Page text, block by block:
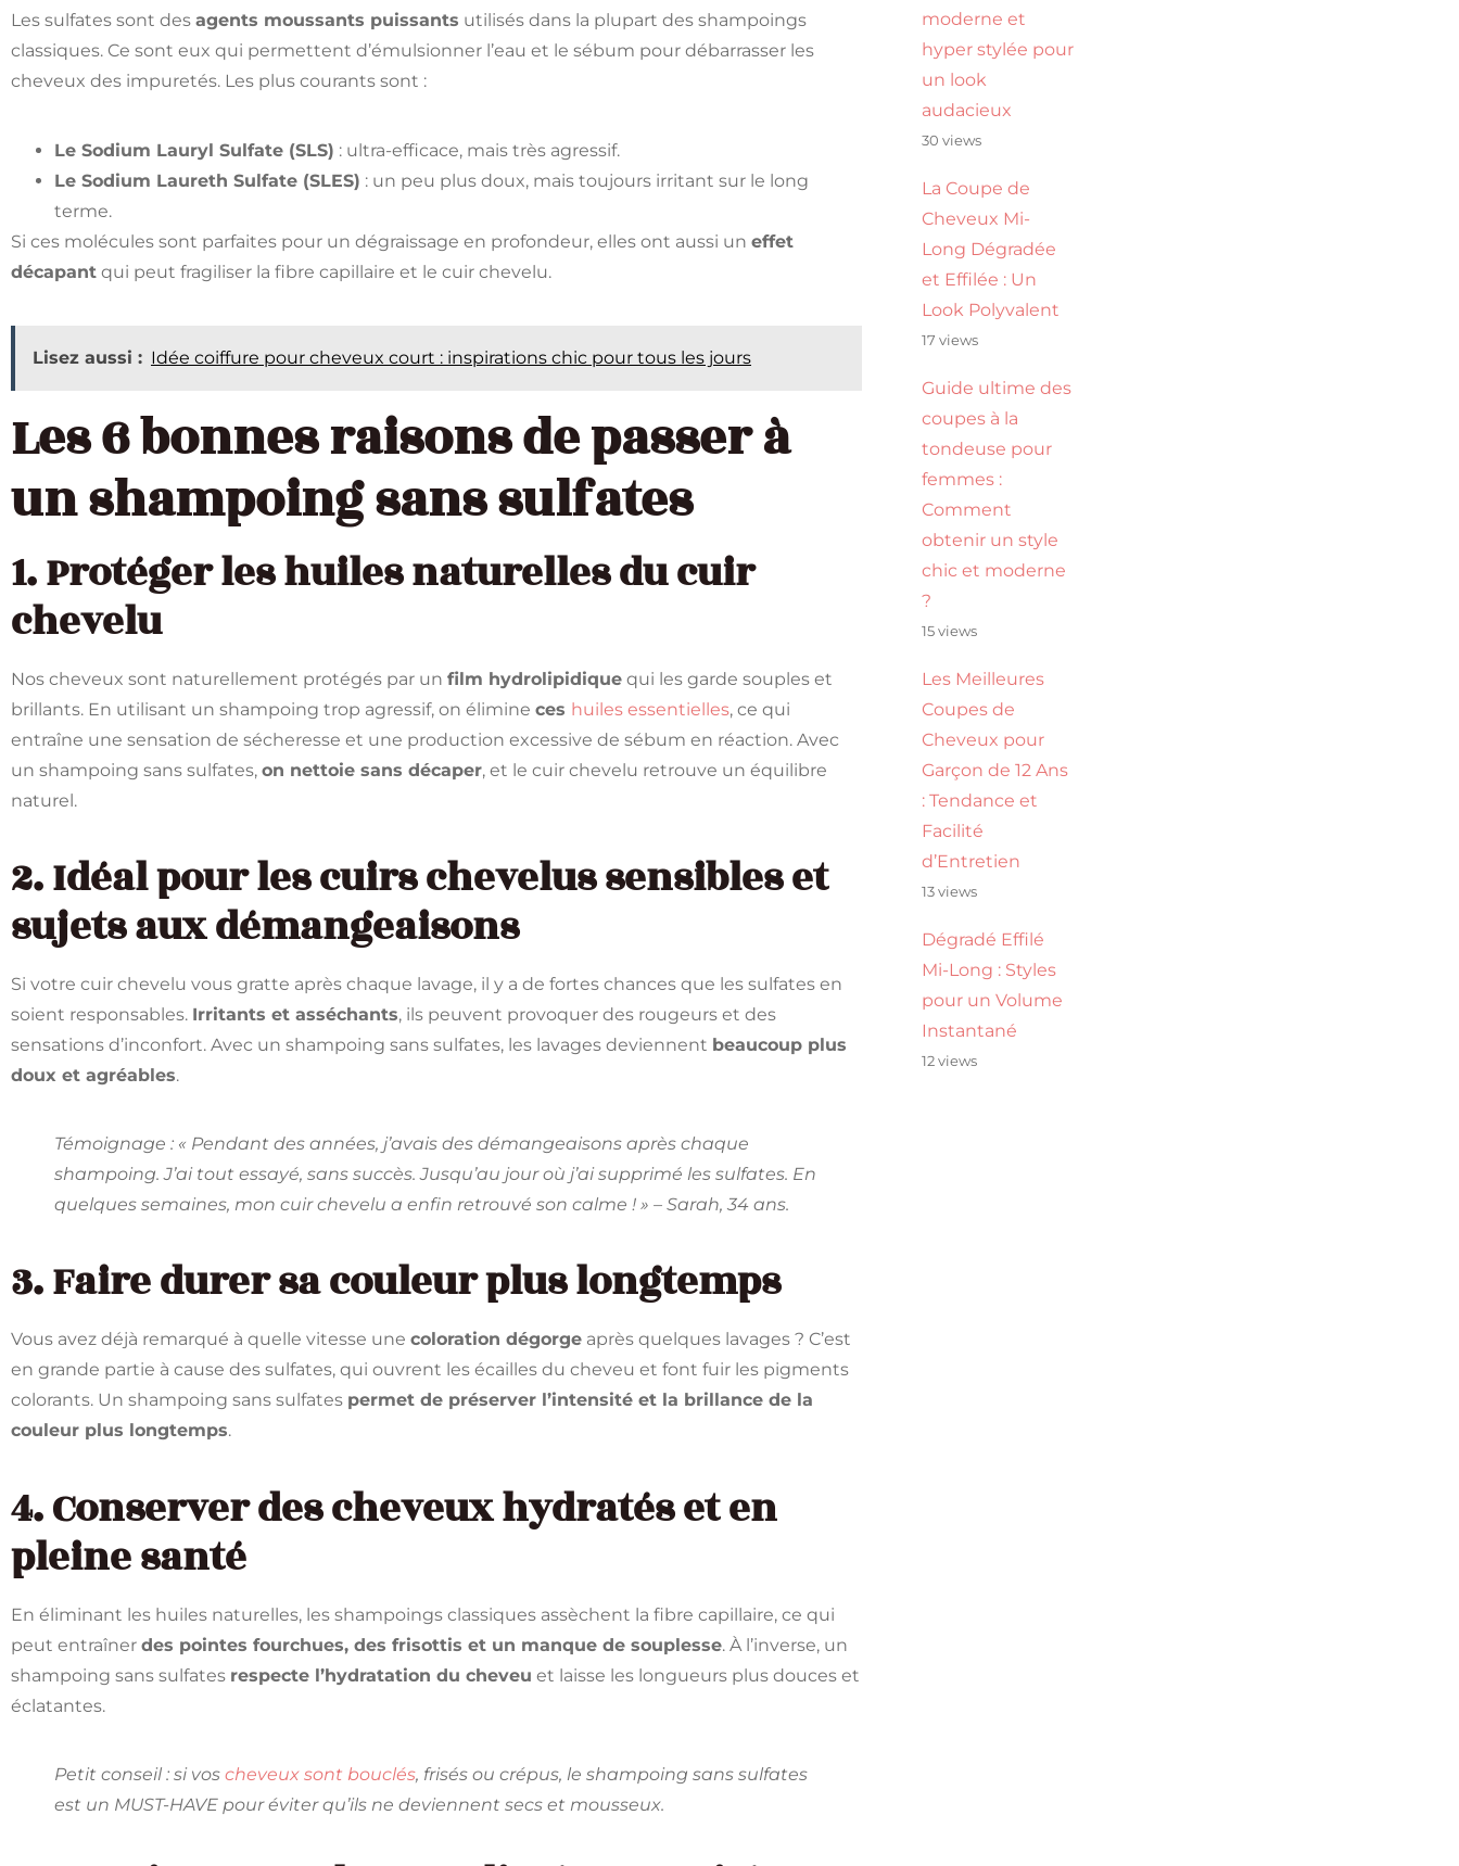
Les sulfates sont des agents moussants puissants utilisés dans la plupart des shampoings
classiques. Ce sont eux qui permettent d’émulsionner l’eau et le sébum pour débarrasser les
cheveux des impuretés. Les plus courants sont :
Le Sodium Lauryl Sulfate (SLS) : ultra-efficace, mais très agressif.
Le Sodium Laureth Sulfate (SLES) : un peu plus doux, mais toujours irritant sur le long
terme.
Si ces molécules sont parfaites pour un dégraissage en profondeur, elles ont aussi un effet
décapant qui peut fragiliser la fibre capillaire et le cuir chevelu.
Lisez aussi : Idée coiffure pour cheveux court : inspirations chic pour tous les jours
Les 6 bonnes raisons de passer à
un shampoing sans sulfates
1. Protéger les huiles naturelles du cuir
chevelu
Nos cheveux sont naturellement protégés par un film hydrolipidique qui les garde souples et
brillants. En utilisant un shampoing trop agressif, on élimine ces huiles essentielles, ce qui
entraîne une sensation de sécheresse et une production excessive de sébum en réaction. Avec
un shampoing sans sulfates, on nettoie sans décaper, et le cuir chevelu retrouve un équilibre
naturel.
2. Idéal pour les cuirs chevelus sensibles et
sujets aux démangeaisons
Si votre cuir chevelu vous gratte après chaque lavage, il y a de fortes chances que les sulfates en
soient responsables. Irritants et asséchants, ils peuvent provoquer des rougeurs et des
sensations d’inconfort. Avec un shampoing sans sulfates, les lavages deviennent beaucoup plus
doux et agréables.
Témoignage : « Pendant des années, j’avais des démangeaisons après chaque
shampoing. J’ai tout essayé, sans succès. Jusqu’au jour où j’ai supprimé les sulfates. En
quelques semaines, mon cuir chevelu a enfin retrouvé son calme ! » – Sarah, 34 ans.
3. Faire durer sa couleur plus longtemps
Vous avez déjà remarqué à quelle vitesse une coloration dégorge après quelques lavages ? C’est
en grande partie à cause des sulfates, qui ouvrent les écailles du cheveu et font fuir les pigments
colorants. Un shampoing sans sulfates permet de préserver l’intensité et la brillance de la
couleur plus longtemps.
4. Conserver des cheveux hydratés et en
pleine santé
En éliminant les huiles naturelles, les shampoings classiques assèchent la fibre capillaire, ce qui
peut entraîner des pointes fourchues, des frisottis et un manque de souplesse. À l’inverse, un
shampoing sans sulfates respecte l’hydratation du cheveu et laisse les longueurs plus douces et
éclatantes.
Petit conseil : si vos cheveux sont bouclés, frisés ou crépus, le shampoing sans sulfates
est un MUST-HAVE pour éviter qu’ils ne deviennent secs et mousseux.
moderne et
hyper stylée pour
un look
audacieux
30 views
La Coupe de
Cheveux Mi-
Long Dégradée
et Effilée : Un
Look Polyvalent
17 views
Guide ultime des
coupes à la
tondeuse pour
femmes :
Comment
obtenir un style
chic et moderne
?
15 views
Les Meilleures
Coupes de
Cheveux pour
Garçon de 12 Ans
: Tendance et
Facilité
d’Entretien
13 views
Dégradé Effilé
Mi-Long : Styles
pour un Volume
Instantané
12 views